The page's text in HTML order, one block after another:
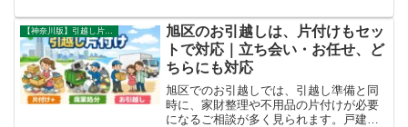
身世帯の引越しなど、状況に応じて「引
越し」と「片付け」を同時...
【神奈川版】引越し片付け事例
旭区のお引越しは、片付けもセッ
トで対応｜立ち会い・お任せ、ど
ちらにも対応
旭区でのお引越しでは、引越し準備と同
時に、家財整理や不用品の片付けが必要
になるご相談が多く見られます。戸建て